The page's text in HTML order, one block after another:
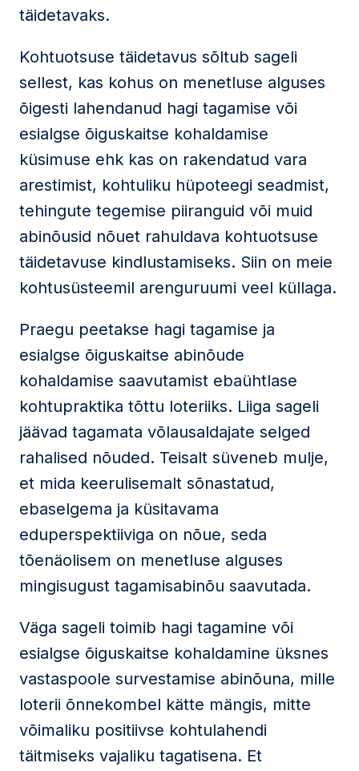
täidetavaks.
Kohtuotsuse täidetavus sõltub sageli
sellest, kas kohus on menetluse alguses
õigesti lahendanud hagi tagamise või
esialgse õiguskaitse kohaldamise
küsimuse ehk kas on rakendatud vara
arestimist, kohtuliku hüpoteegi seadmist,
tehingute tegemise piiranguid või muid
abinõusid nõuet rahuldava kohtuotsuse
täidetavuse kindlustamiseks. Siin on meie
kohtusüsteemil arenguruumi veel küllaga.
Praegu peetakse hagi tagamise ja
esialgse õiguskaitse abinõude
kohaldamise saavutamist ebaühtlase
kohtupraktika tõttu loteriiks. Liiga sageli
jäävad tagamata võlausaldajate selged
rahalised nõuded. Teisalt süveneb mulje,
et mida keerulisemalt sõnastatud,
ebaselgema ja küsitavama
eduperspektiiviga on nõue, seda
tõenäolisem on menetluse alguses
mingisugust tagamisabinõu saavutada.
Väga sageli toimib hagi tagamine või
esialgse õiguskaitse kohaldamine üksnes
vastaspoole survestamise abinõuna, mille
loterii õnnekombel kätte mängis, mitte
võimaliku positiivse kohtulahendi
täitmiseks vajaliku tagatisena. Et